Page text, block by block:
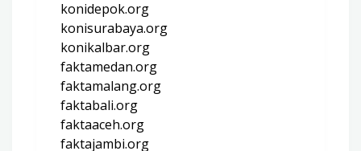
konidepok.org
konisurabaya.org
konikalbar.org
faktamedan.org
faktamalang.org
faktabali.org
faktaaceh.org
faktajambi.org